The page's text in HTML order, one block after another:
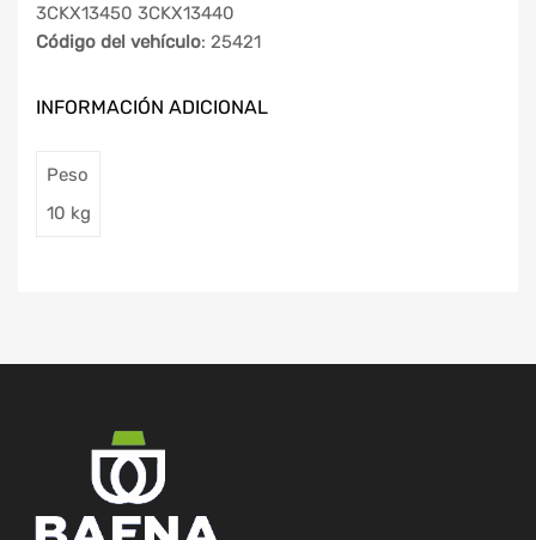
3CKX13450 3CKX13440
Código del vehículo: 25421
INFORMACIÓN ADICIONAL
Peso
10 kg